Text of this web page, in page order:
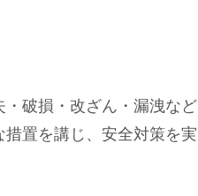
破損・改ざん・漏洩など
置を講じ、安全対策を実